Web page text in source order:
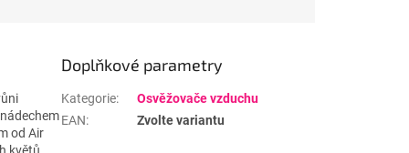
od Air
Doplňkové parametry
Kategorie:
Osvěžovače vzduchu
EAN: Zvolte variantu